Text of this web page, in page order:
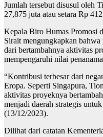
Jumlah tersebut disusul oleh
27,875 juta atau setara Rp
Kepala Biro Humas Promosi
Sirait mengungkapkan
dari bertambahnya aktivitas
mempengaruhi nilai
“Kontribusi terbesar dari
Eropa. Seperti Singapura,
aktivitas proyeknya
menjadi daerah strategis
(13/12/2023).
Dilihat dari catatan